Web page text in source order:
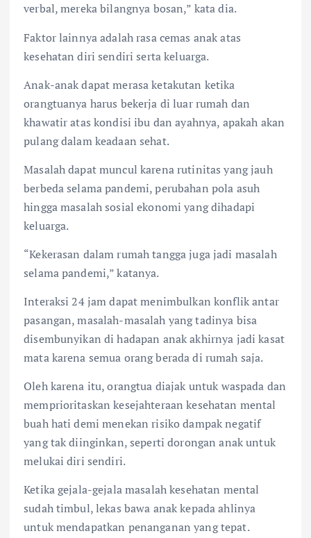
verbal, mereka bilangnya bosan,” kata dia.
Faktor lainnya adalah rasa cemas anak atas
kesehatan diri sendiri serta keluarga.
Anak-anak dapat merasa ketakutan ketika
orangtuanya harus bekerja di luar rumah dan
khawatir atas kondisi ibu dan ayahnya, apakah akan
pulang dalam keadaan sehat.
Masalah dapat muncul karena rutinitas yang jauh
berbeda selama pandemi, perubahan pola asuh
hingga masalah sosial ekonomi yang dihadapi
keluarga.
“Kekerasan dalam rumah tangga juga jadi masalah
selama pandemi,” katanya.
Interaksi 24 jam dapat menimbulkan konflik antar
pasangan, masalah-masalah yang tadinya bisa
disembunyikan di hadapan anak akhirnya jadi kasat
mata karena semua orang berada di rumah saja.
Oleh karena itu, orangtua diajak untuk waspada dan
memprioritaskan kesejahteraan kesehatan mental
buah hati demi menekan risiko dampak negatif
yang tak diinginkan, seperti dorongan anak untuk
melukai diri sendiri.
Ketika gejala-gejala masalah kesehatan mental
sudah timbul, lekas bawa anak kepada ahlinya
untuk mendapatkan penanganan yang tepat.